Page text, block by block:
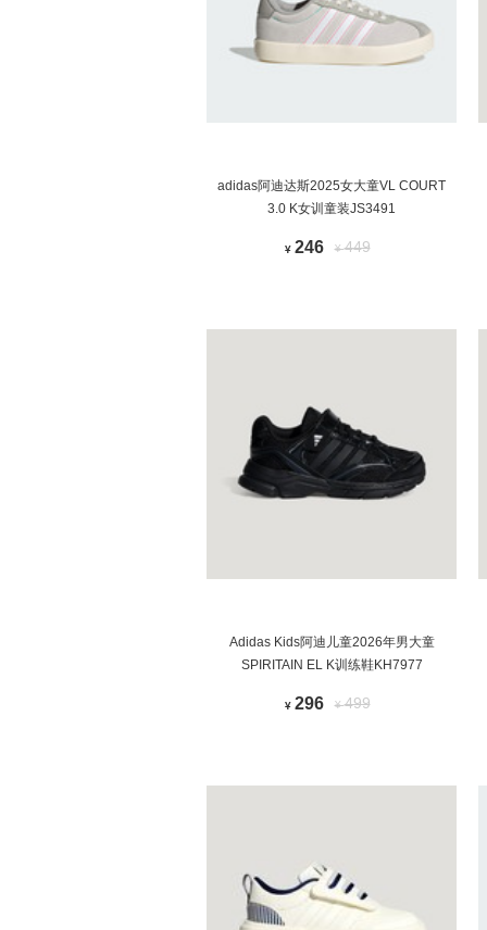
adidas阿迪达斯2025女大童VL COURT
3.0 K女训童装JS3491
¥ 246 ¥449
Adidas Kids阿迪儿童2026年男大童
SPIRITAIN EL K训练鞋KH7977
¥ 296 ¥499